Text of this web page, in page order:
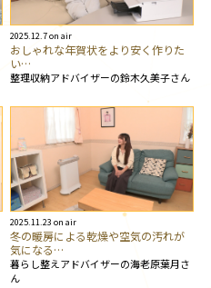
2025.12.7 on air
おしゃれな年賀状をより安く作りた
い…
整理収納アドバイザーの鈴木久美子さん
2025.11.23 on air
冬の暖房による乾燥や空気の汚れが
気になる…
暮らし整えアドバイザーの海老原葉月さ
ん